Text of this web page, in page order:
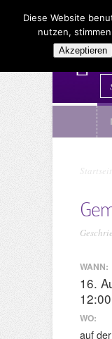
WANN:
16.
12:00
WO:
auf
Diese Website
nutzen,
Akzeptieren